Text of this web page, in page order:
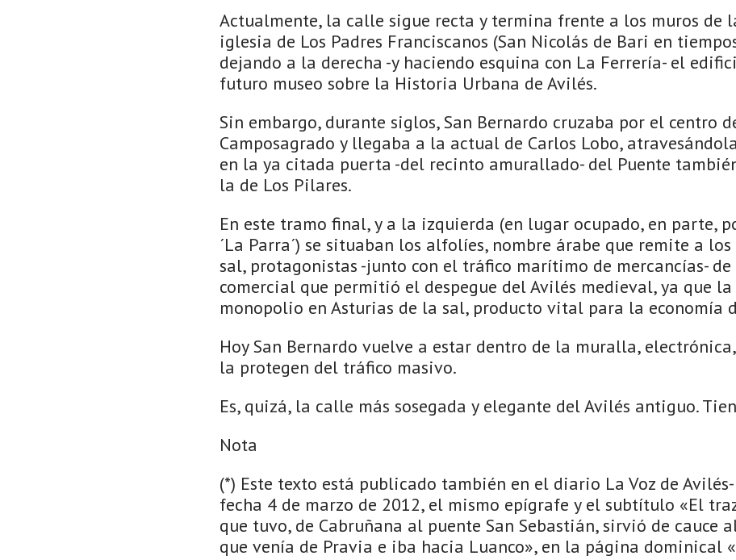
Actualmente, la calle sigue recta y termina frente a los muros de
iglesia de Los Padres Franciscanos (San Nicolás de Bari en
dejando a la derecha -y haciendo esquina con La Ferrería- el
futuro museo sobre la Historia Urbana de Avilés.
Sin embargo, durante siglos, San Bernardo cruzaba por el centro
Camposagrado y llegaba a la actual de Carlos Lobo,
en la ya citada puerta -del recinto amurallado- del Puente
la de Los Pilares.
En este tramo final, y a la izquierda (en lugar ocupado, en parte,
´La Parra´) se situaban los alfolíes, nombre árabe que remite a los
sal, protagonistas -junto con el tráfico marítimo de mercancías-
comercial que permitió el despegue del Avilés medieval, ya que
monopolio en Asturias de la sal, producto vital para la economía
Hoy San Bernardo vuelve a estar dentro de la muralla,
la protegen del tráfico masivo.
Es, quizá, la calle más sosegada y elegante del Avilés antiguo.
Nota
(*) Este texto está publicado también en el diario La Voz de
fecha 4 de marzo de 2012, el mismo epígrafe y el subtítulo «El
que tuvo, de Cabruñana al puente San Sebastián, sirvió de cauce
que venía de Pravia e iba hacia Luanco», en la página dominical